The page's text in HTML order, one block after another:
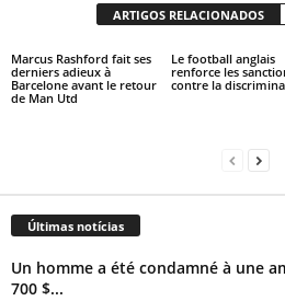
ARTIGOS RELACIONADOS
Marcus Rashford fait ses
derniers adieux à
Barcelone avant le retour
de Man Utd
Le football anglais
renforce les
contre la
Últimas notícias
Un homme a été condamné à une
700 $...